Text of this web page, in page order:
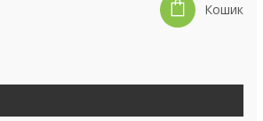
Кошик